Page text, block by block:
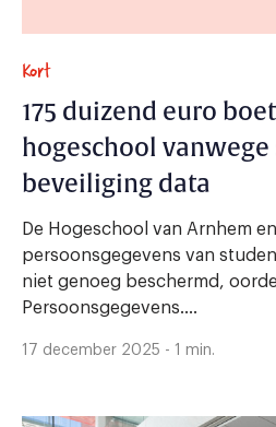
Kort
175 duizend euro
hogeschool vanwege
beveiliging data
De Hogeschool van Arnhem
persoonsgegevens van
niet genoeg beschermd,
Persoonsgegevens....
17 december 2025 - 1 min.